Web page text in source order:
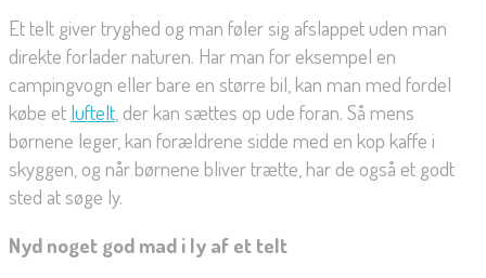
Et telt giver tryghed og man føler sig afslappet uden man
direkte forlader naturen. Har man for eksempel en
campingvogn eller bare en større bil, kan man med fordel
købe et luftelt, der kan sættes op ude foran. Så mens
børnene leger, kan forældrene sidde med en kop kaffe i
skyggen, og når børnene bliver trætte, har de også et godt
sted at søge ly.
Nyd noget god mad i ly af et telt